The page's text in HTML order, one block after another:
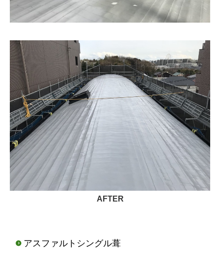
AFTER
アスファルトシングル葺